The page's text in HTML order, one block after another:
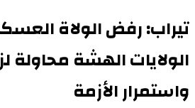
تيراب: رفض الولاة
الولايات الهشة محاولة
واستمرار الأزمة